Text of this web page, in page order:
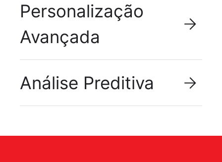
Personalização
Avançada
Análise Preditiva